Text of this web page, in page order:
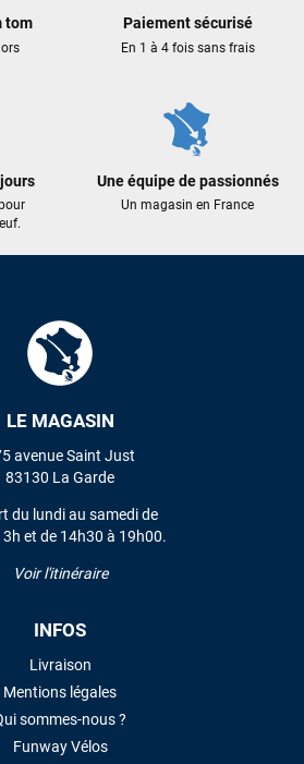
tom Paiement sécurisé
En 1 à 4 fois sans frais
Une équipe de passionnés
Un magasin en France
LE MAGASIN
avenue Saint Just
83130 La Garde
du lundi au samedi de
et de 14h30 à 19h00.
Voir l'itinéraire
INFOS
Livraison
Mentions légales
sommes-nous ?
Funway Vélos
réactivité.
je galérais à remplacer ma board eux
à laquelle je n'aurais jamais pensé !
dyno !
il y a 3 mois
TOUS LES AVIS
UN AVIS